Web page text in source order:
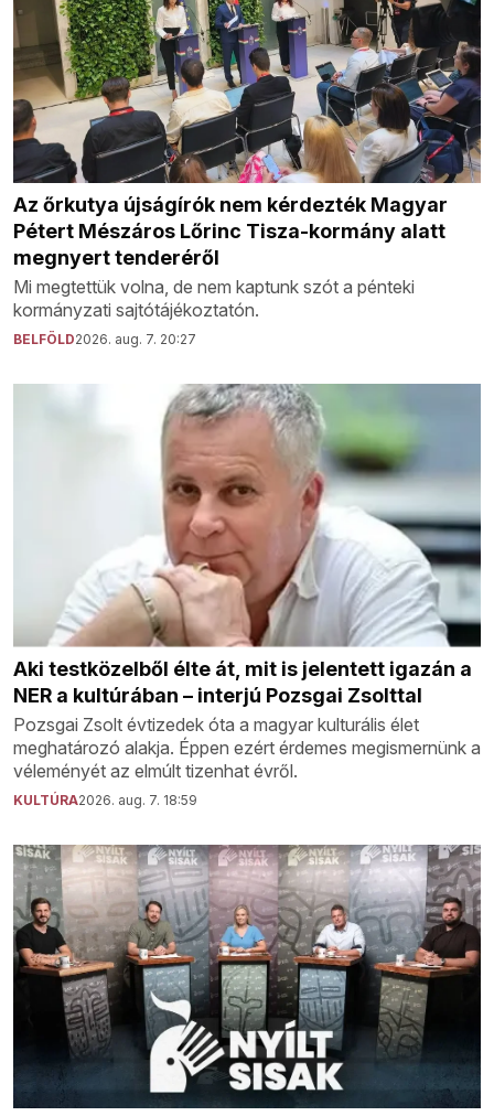
Az őrkutya újságírók nem kérdezték Magyar
Pétert Mészáros Lőrinc Tisza-kormány alatt
megnyert tenderéről
Mi megtettük volna, de nem kaptunk szót a pénteki
kormányzati sajtótájékoztatón.
BELFÖLD2026. aug. 7. 20:27
Aki testközelből élte át, mit is jelentett igazán a
NER a kultúrában – interjú Pozsgai Zsolttal
Pozsgai Zsolt évtizedek óta a magyar kulturális élet
meghatározó alakja. Éppen ezért érdemes megismernünk a
véleményét az elmúlt tizenhat évről.
KULTÚRA2026. aug. 7. 18:59